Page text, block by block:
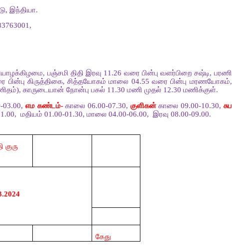
இந்தியா.
பஞ்சமி திதி இரவு 11.26 வரை பின்பு வளர்பிறை சஷ்டி, பரணி
பின்பு கிருத்திகை, சித்தயோகம் மாலை 04.55 வரை பின்பு மரணயோகம்,
காருடையான் நோன்பு பகல் 11.30 மணி முதல் 12.30 மணிக்குள்.
03.00, எம கண்டம்-காலை 06.00-07.30, குளிகன்காலை 09.00-10.30, சுப
மதியம் 01.00-01.30, மாலை 04.00-06.00, இரவு 08.00-09.00.
குரு
கேது